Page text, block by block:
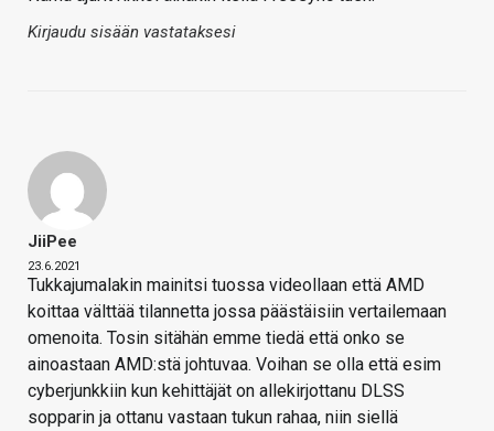
Kirjaudu sisään vastataksesi
JiiPee
23.6.2021
Tukkajumalakin mainitsi tuossa videollaan että AMD
koittaa välttää tilannetta jossa päästäisiin vertailemaan
omenoita. Tosin sitähän emme tiedä että onko se
ainoastaan AMD:stä johtuvaa. Voihan se olla että esim
cyberjunkkiin kun kehittäjät on allekirjottanu DLSS
sopparin ja ottanu vastaan tukun rahaa, niin siellä